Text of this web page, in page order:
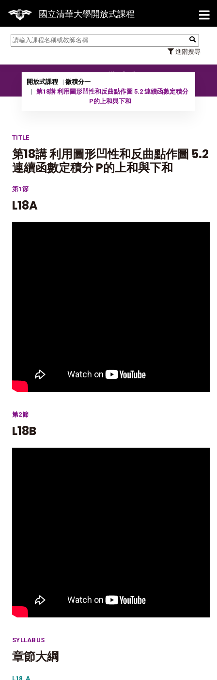
國立清華大學開放式課程
進階搜尋
【
09901 微積分一
開放式課程
微積分一
第18講 利用圖形凹性和反曲點作圖 5.2 連續函數定積分
P的上和與下和
TITLE
第18講 利用圖形凹性和反曲點作圖 5.2
連續函數定積分 P的上和與下和
第1節
L18A
第2節
L18B
SYLLABUS
章節大綱
L18_A